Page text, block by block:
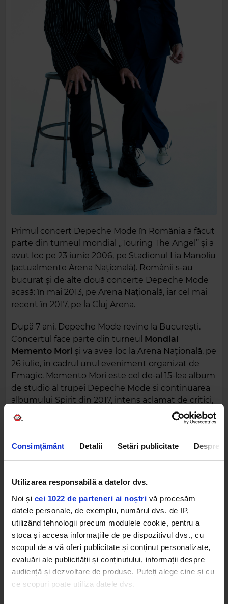
Consimțământ Detalii Setări publicitate Despre
Utilizarea responsabilă a datelor dvs.
Noi și cei 1022 de parteneri ai noștri vă procesăm
datele personale, de exemplu, numărul dvs. de IP,
utilizând tehnologii precum modulele cookie, pentru a
stoca și accesa informațiile de pe dispozitivul dvs., cu
scopul de a vă oferi publicitate și conținut personalizate,
evaluări ale publicității și conținutului, informații despre
audiență și dezvoltare de produse. Puteți alege cine și cu
ce scopuri poate utiliza datele dvs.
Primul concert Depeche Mode în România a făcut
parte din turneul mondial „Touring The Angel’’ și a
avut loc pe 23 iunie 2006, pe Stadionul Lia Manoliu
(actualmente Arena Națională). Românii s-au
bucurat și de alte două concerte Depeche Mode
acasă: în mai 2013, pe Arena Națională, iar cel mai
recent în 2017, pe la Cluj Arena.
După 7 ani, Depeche Mode revine la București.
Concertul face parte din turneul Mondial
Memento Mori și va avea loc la Arena Națională, pe
26 iulie, în cadrul unul eveniment organizat de
Emagic. Memento Mori este cel de-al 15-lea album
de studio al trupei Depeche Mode si continuarea
albumului Spirit din 2017, intens aclamat de critici,
care a ajuns pe locul 1 în 11 teritorii si in top 5 in alte
peste 20 de tari. Turneul Memento Mori va fi cel
mai bine de cinci ani.
Depeche Mode din Romania, iar biletele de la
gazon, din inelul 1 si inelul 2 ale arenei sunt deja
epuizate.
Biletele FOR THE MASSES, dar și ultimele bilete
din Categoria 6, pentru concertul Depeche Mode
+ Hælos de la Arena Națională din București pot
fi achizitionate de la
depechemode.emagic.ro
bilete.emagic.ro ,tickets.emagic.ro
, precum și
din rețelele